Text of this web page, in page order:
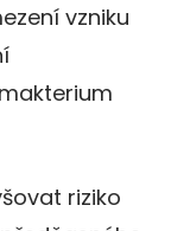
vzniku
riziko